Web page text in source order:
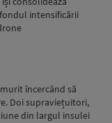
intensificării
încercând să
Doi supraviețuitori,
din largul insulei